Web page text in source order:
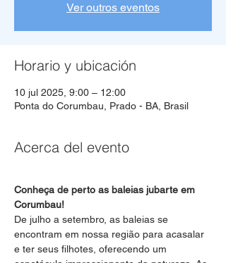
Ver outros eventos
Horario y ubicación
10 jul 2025, 9:00 – 12:00
Ponta do Corumbau, Prado - BA, Brasil
Acerca del evento
Conheça de perto as baleias jubarte em
Corumbau!
De julho a setembro, as baleias se
encontram em nossa região para acasalar
e ter seus filhotes, oferecendo um